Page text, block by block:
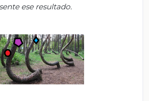
ese resultado.